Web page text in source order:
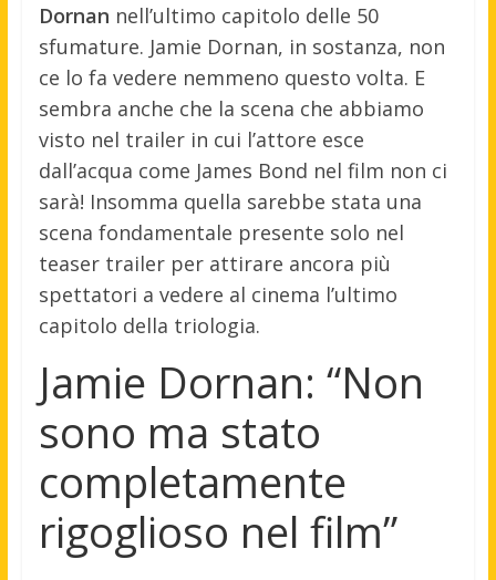
Dornan nell’ultimo capitolo delle 50
sfumature. Jamie Dornan, in sostanza, non
ce lo fa vedere nemmeno questo volta. E
sembra anche che la scena che abbiamo
visto nel trailer in cui l’attore esce
dall’acqua come James Bond nel film non ci
sarà! Insomma quella sarebbe stata una
scena fondamentale presente solo nel
teaser trailer per attirare ancora più
spettatori a vedere al cinema l’ultimo
capitolo della triologia.
Jamie Dornan: “Non
sono ma stato
completamente
rigoglioso nel film”